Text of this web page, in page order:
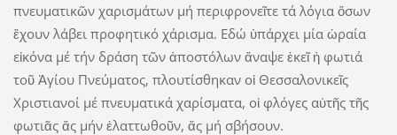
πνευματικῶν χαρισμάτων μή περιφρονεῖτε τά λόγια ὅσων
ἔχουν λάβει προφητικό χάρισμα. Εδώ ὑπάρχει μία ὡραία
εἰκόνα μέ τήν δράση τῶν ἀποστόλων ἄναψε ἐκεῖ ἡ φωτιά
τοῦ Ἁγίου Πνεύματος, πλουτίσθηκαν οἱ Θεσσαλονικεῖς
Χριστιανοί μέ πνευματικά χαρίσματα, οἱ φλόγες αὐτῆς τῆς
φωτιᾶς ἄς μήν ἐλαττωθοῦν, ἄς μή σβήσουν.